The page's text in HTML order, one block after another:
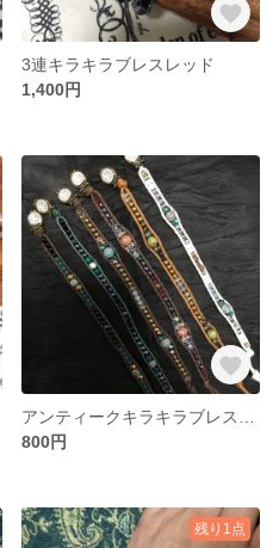
3連キラキラブレスレッド
1,400円
800円
残り1点